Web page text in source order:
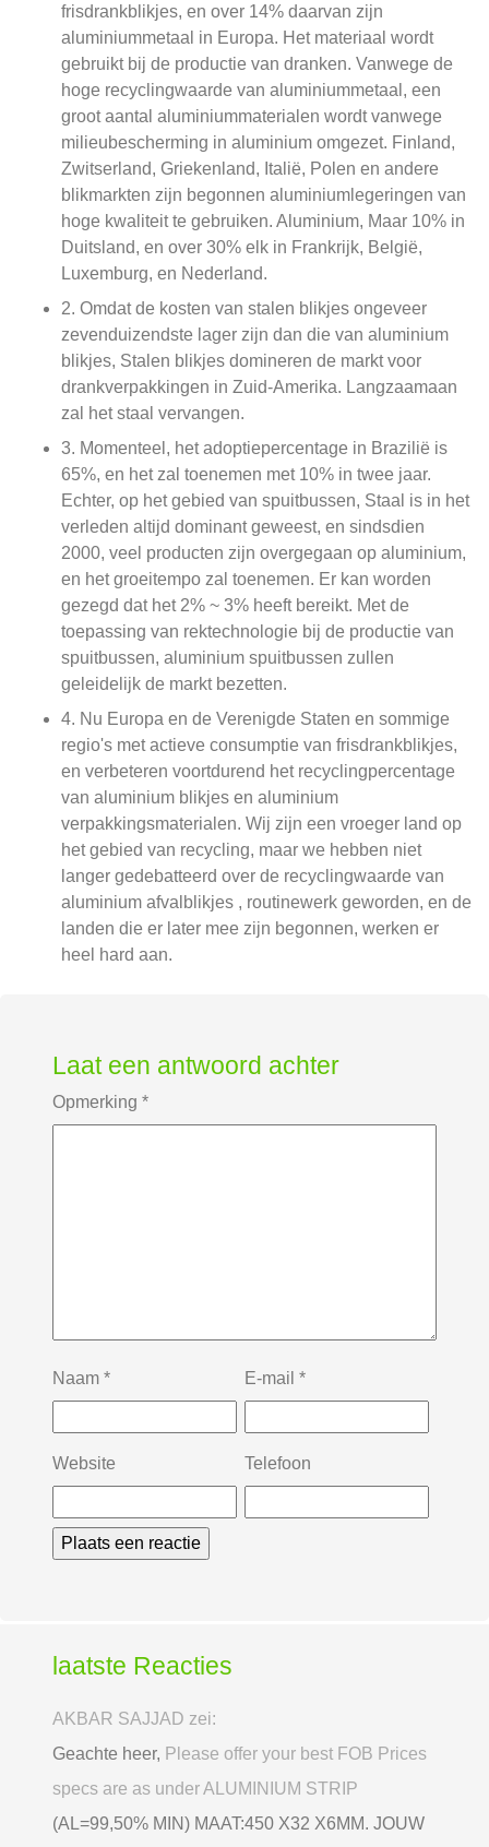
frisdrankblikjes, en over 14% daarvan zijn
aluminiummetaal in Europa. Het materiaal wordt
gebruikt bij de productie van dranken. Vanwege de
hoge recyclingwaarde van aluminiummetaal, een
groot aantal aluminiummaterialen wordt vanwege
milieubescherming in aluminium omgezet. Finland,
Zwitserland, Griekenland, Italië, Polen en andere
blikmarkten zijn begonnen aluminiumlegeringen van
hoge kwaliteit te gebruiken. Aluminium, Maar 10% in
Duitsland, en over 30% elk in Frankrijk, België,
Luxemburg, en Nederland.
2. Omdat de kosten van stalen blikjes ongeveer
zevenduizendste lager zijn dan die van aluminium
blikjes, Stalen blikjes domineren de markt voor
drankverpakkingen in Zuid-Amerika. Langzaamaan
zal het staal vervangen.
3. Momenteel, het adoptiepercentage in Brazilië is
65%, en het zal toenemen met 10% in twee jaar.
Echter, op het gebied van spuitbussen, Staal is in het
verleden altijd dominant geweest, en sindsdien
2000, veel producten zijn overgegaan op aluminium,
en het groeitempo zal toenemen. Er kan worden
gezegd dat het 2% ~ 3% heeft bereikt. Met de
toepassing van rektechnologie bij de productie van
spuitbussen, aluminium spuitbussen zullen
geleidelijk de markt bezetten.
4. Nu Europa en de Verenigde Staten en sommige
regio's met actieve consumptie van frisdrankblikjes,
en verbeteren voortdurend het recyclingpercentage
van aluminium blikjes en aluminium
verpakkingsmaterialen. Wij zijn een vroeger land op
het gebied van recycling, maar we hebben niet
langer gedebatteerd over de recyclingwaarde van
aluminium afvalblikjes , routinewerk geworden, en de
landen die er later mee zijn begonnen, werken er
heel hard aan.
Laat een antwoord achter
Opmerking *
Naam * E-mail *
Website Telefoon
laatste Reacties
AKBAR SAJJAD zei:
Geachte heer, Please offer your best FOB Prices
specs are as under ALUMINIUM STRIP
(AL=99,50% MIN) MAAT:450 X32 X6MM. JOUW